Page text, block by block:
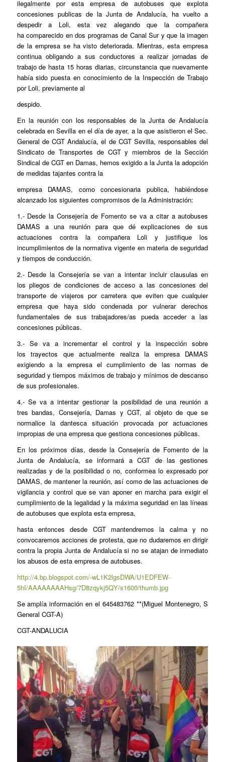
ilegalmente por esta empresa de autobuses que explota
concesiones publicas de la Junta de Andalucía, ha vuelto a
despedir a Loli, esta vez alegando que la compañera
ha comparecido en dos programas de Canal Sur y que la imagen
de la empresa se ha visto deteriorada. Mientras, esta empresa
continua obligando a sus conductores a realizar jornadas de
trabajo de hasta 15 horas diarias, circunstancia que nuevamente
había sido puesta en conocimiento de la Inspección de Trabajo
por Loli, previamente al
despido.
En la reunión con los responsables de la Junta de Andalucía
celebrada en Sevilla en el día de ayer, a la que asistieron el Sec.
General de CGT Andalucía, el de CGT Sevilla, responsables del
Sindicato de Transportes de CGT y miembros de la Sección
Sindical de CGT en Damas, hemos exigido a la Junta la adopción
de medidas tajantes contra la
empresa DAMAS, como concesionaria publica, habiéndose
alcanzado los siguientes compromisos de la Administración:
1.- Desde la Consejería de Fomento se va a citar a autobuses
DAMAS a una reunión para que dé explicaciones de sus
actuaciones contra la compañera Loli y justifique los
incumplimientos de la normativa vigente en materia de seguridad
y tiempos de conducción.
2.- Desde la Consejería se van a intentar incluir clausulas en
los pliegos de condiciones de acceso a las concesiones del
transporte de viajeros por carretera que eviten que cualquier
empresa que haya sido condenada por vulnerar derechos
fundamentales de sus trabajadores/as pueda acceder a las
concesiones públicas.
3.- Se va a incrementar el control y la inspección sobre
los trayectos que actualmente realiza la empresa DAMAS
exigiendo a la empresa el cumplimiento de las normas de
seguridad y tiempos máximos de trabajo y mínimos de descanso
de sus profesionales.
4.- Se va a intentar gestionar la posibilidad de una reunión a
tres bandas, Consejería, Damas y CGT, al objeto de que se
normalice la dantesca situación provocada por actuaciones
impropias de una empresa que gestiona concesiones públicas.
En los próximos días, desde la Consejería de Fomento de la
Junta de Andalucía, se informará a CGT de las gestiones
realizadas y de la posibilidad o no, conformea lo expresado por
DAMAS, de mantener la reunión, así como de las actuaciones de
vigilancia y control que se van aponer en marcha para exigir el
cumplimiento de la legalidad y la máxima seguridad en las líneas
de autobuses que explota esta empresa,
hasta entonces desde CGT mantendremos la calma y no
convocaremos acciones de protesta, que no dudaremos en dirigir
contra la propia Junta de Andalucía si no se atajan de inmediato
los abusos de esta empresa de autobuses.
http://4.bp.blogspot.com/-wL1K2lgsDWA/U1EDFEW-
5hI/AAAAAAAAHsg/7D8zqykj5QY/s1600/thumb.jpg
Se amplía información en el 645483762 **(Miguel Montenegro, S
General CGT-A)
CGT-ANDALUCIA